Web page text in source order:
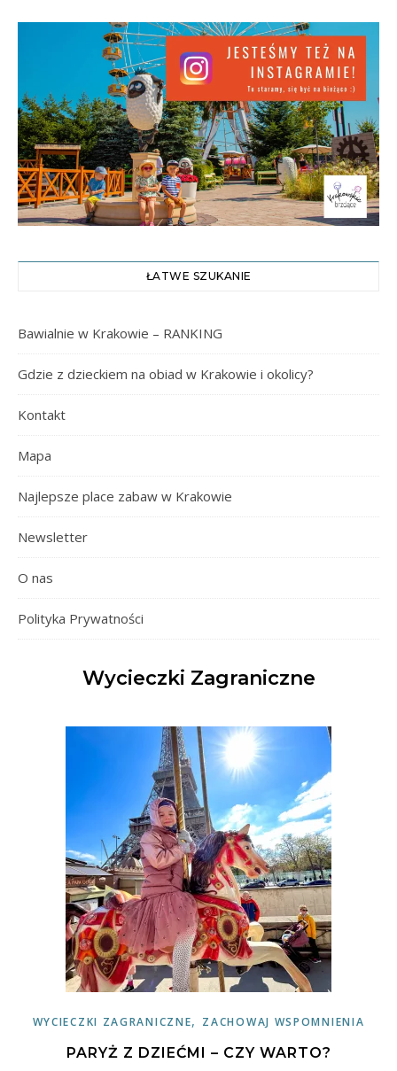
ŁATWE SZUKANIE
Bawialnie w Krakowie – RANKING
Gdzie z dzieckiem na obiad w Krakowie i okolicy?
Kontakt
Mapa
Najlepsze place zabaw w Krakowie
Newsletter
O nas
Polityka Prywatności
Wycieczki Zagraniczne
WYCIECZKI ZAGRANICZNE, ZACHOWAJ WSPOMNIENIA
PARYŻ Z DZIEĆMI – CZY WARTO?